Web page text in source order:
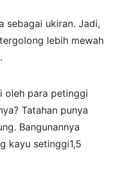
sebagai ukiran. Jadi,
lebih mewah
oleh para petinggi
Tatahan punya
Bangunannya
kayu setinggi1,5